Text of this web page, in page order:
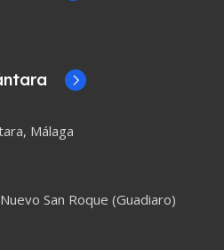
Málaga
San Roque (Guadiaro)